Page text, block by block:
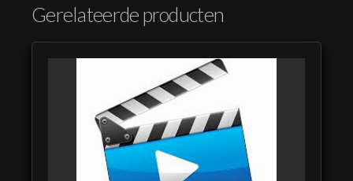
Op Goed Geluk
(08)
(luistervoorbeeld)
Op Goed Geluk
(luistervoorbeeld)
Gerelateerde producten